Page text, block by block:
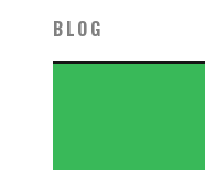
BLOG